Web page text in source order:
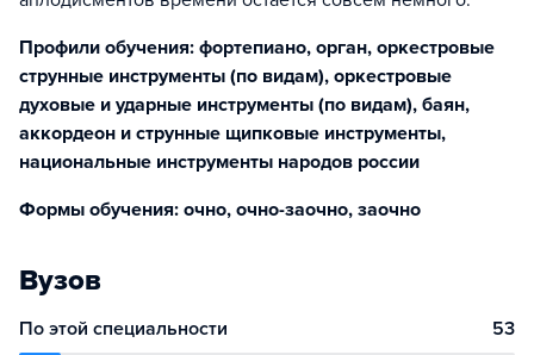
Профили обучения: фортепиано, орган, оркестровые
струнные инструменты (по видам), оркестровые
духовые и ударные инструменты (по видам), баян,
аккордеон и струнные щипковые инструменты,
национальные инструменты народов россии
Формы обучения: очно, очно-заочно, заочно
Вузов
По этой специальности 53